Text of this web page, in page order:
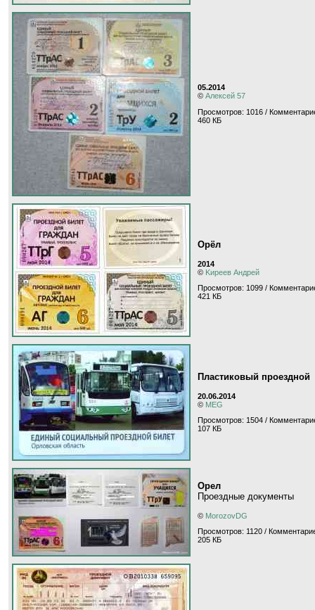
05.2014
© Алексей 57
Просмотров: 1016 /
460 КБ
Орёл
2014
© Kиpeeв Aндpeй
Просмотров: 1099 /
421 КБ
Пластиковый проездной
20.06.2014
© MEG
Просмотров: 1504 /
107 КБ
Орел
Проездные документы
© MorozovDG
Просмотров: 1120 /
205 КБ